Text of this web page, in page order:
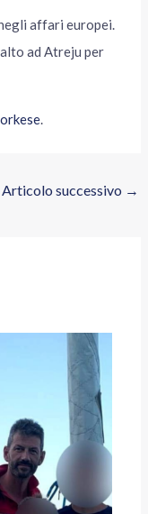
affari europei.
ad Atreju per
.
Articolo successivo →